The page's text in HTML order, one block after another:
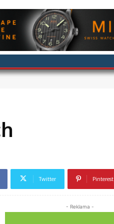
Twitter Pinterest
- Reklama -